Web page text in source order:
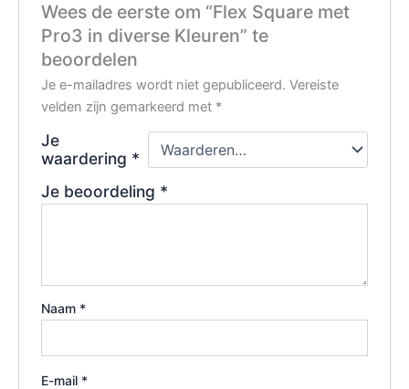
Wees de eerste om “Flex Square met
Pro3 in diverse Kleuren” te
beoordelen
Je e-mailadres wordt niet gepubliceerd. Vereiste
velden zijn gemarkeerd met *
Je
waardering *
Je beoordeling *
Naam *
E-mail *